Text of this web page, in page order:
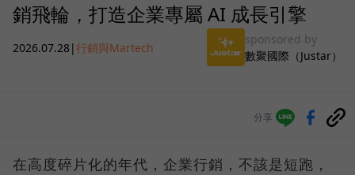
銷飛輪，打造企業專屬 AI 成長引擎
2026.07.28|行銷與Martech
sponsored by
數聚國際（Justar）
分享
在高度碎片化的年代，企業行銷，不該是短跑，